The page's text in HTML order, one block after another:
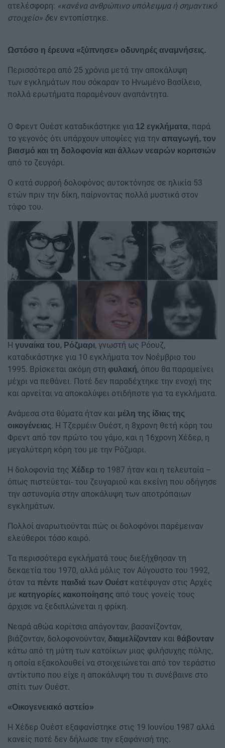
ατελέσφορη: «κανένα ανθρώπινο υπόλειμμα ή σημαντικό
στοιχείο» δεν εντοπίστηκε.
Ωστόσο η έρευνα «ξύπνησε» οδυνηρές αναμνήσεις.
Περισσότερα από 25 χρόνια μετά την αποκάλυψη
των εγκλημάτων που σόκαραν το Ηνωμένο Βασίλειο,
πολλά ερωτήματα παραμένουν αναπάντητα.
Ο Φρεντ Ουέστ καταδικάστηκε για 12 εγκλήματα, παρά
το γεγονός ότι υπάρχουν υποψίες για την απαγωγή, τον
βιασμό και τη δολοφονία και άλλων νεαρών κοριτσιών
από το ζευγάρι.
Ο κατά συρροή δολοφόνος αυτοκτόνησε σε ηλικία 53
ετών πριν την δίκη, παίρνοντας πολλά μυστικά στον
τάφο του.
Η γυναίκα του, Ρόζμαρι, γνωστή ως Ρόουζ,
καταδικάστηκε για 10 εγκλήματα τον Νοέμβριο του
1995. Βρίσκεται ακόμη στη φυλακή, όπου θα παραμείνει
μέχρι να πεθάνει. Ποτέ δεν παραδέχτηκε την ενοχή της
και αρνείται να αποκαλύψει οτιδήποτε για τα εγκλήματα.
Ανάμεσα στα θύματα ήταν και μέλη της ίδιας της
οικογένειας. Η Τζερμέιν Ουέστ, η 8χρονη θετή κόρη του
Φρεντ από τον πρώτο του γάμο, και η 16χρονη Χέδερ, η
μεγαλύτερη κόρη του με την Ρόζμαρι.
Η δολοφονία της Χέδερ το 1987 ήταν και η τελευταία –
όπως πιστεύεται- του ζευγαριού και εκείνη που οδήγησε
την αστυνομία στην αποκάλυψη των αποτρόπαιων
εγκλημάτων.
Πολλοί αναρωτιούνται πώς οι δολοφόνοι παρέμειναν
ελεύθεροι τόσο καιρό.
Τα περισσότερα εγκλήματά τους διεξήχθησαν τη
δεκαετία του 1970, αλλά μόλις τον Αύγουστο του 1992,
όταν τα πέντε παιδιά των Ουέστ κατέφυγαν στις Αρχές
με κατηγορίες κακοποίησης από τους γονείς τους
άρχισε να ξεδιπλώνεται η φρίκη.
Νεαρά αθώα κορίτσια απάγονταν, βασανίζονταν,
βιάζονταν, δολοφονούνταν, διαμελίζονταν και θάβονταν
κάτω από τη μύτη των κατοίκων μιας φιλήσυχης πόλης,
η οποία εξακολουθεί να στοιχειώνεται από τον τεράστιο
αντίκτυπο που είχε η αποκάλυψη του τι συνέβαινε στο
σπίτι των Ουέστ.
«Οικογενειακό αστείο»
Η Χέδερ Ουέστ εξαφανίστηκε στις 19 Ιουνίου 1987 αλλά
κανείς ποτέ δεν δήλωσε την εξαφάνισή της.